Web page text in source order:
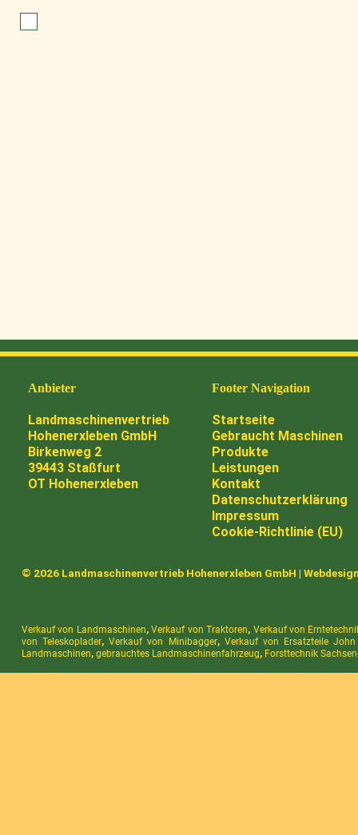
Anbieter
Landmaschinenvertrieb
Hohenerxleben GmbH
Birkenweg 2
39443 Staßfurt
OT Hohenerxleben
Footer Navigation
Startseite
Gebraucht Maschinen
Produkte
Leistungen
Kontakt
Datenschutzerklärung
Impressum
Cookie-Richtlinie (EU)
© 2026 Landmaschinenvertrieb Hohenerxleben GmbH |
Verkauf von Landmaschinen,Verkauf von Traktoren, Verkauf von
von Teleskoplader,Verkauf von Minibagger, Verkauf von Ersatzteile John
Landmaschinen, gebrauchtes Landmaschinenfahrzeug, Forsttechnik